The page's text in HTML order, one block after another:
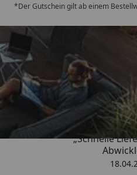
*Der Gutschein gilt ab einem
Trusted
„Schnelle